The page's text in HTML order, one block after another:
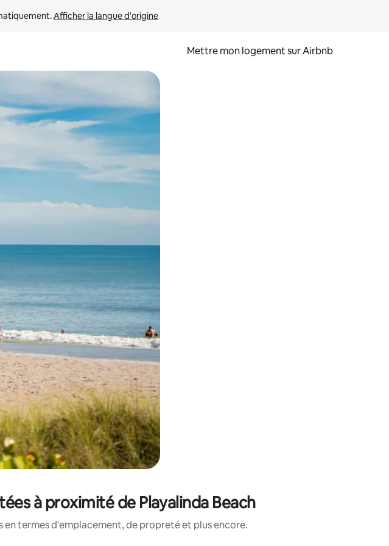
Afficher la langue d'origine
Mettre mon logement sur Airbnb
ou en appuyant et en faisant glisser.
à proximité de Playalinda Beach
en termes d'emplacement, de propreté et plus encore.